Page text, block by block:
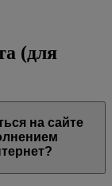
(для
на сайте